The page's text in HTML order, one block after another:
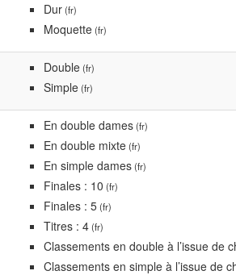
Dur(fr)
Moquette(fr)
Double(fr)
Simple(fr)
En double dames(fr)
En double mixte(fr)
En simple dames(fr)
Finales : 10 (fr)
Finales : 5(fr)
Titres : 4(fr)
Classements en double à l’issue de
Classements en simple à l’issue de